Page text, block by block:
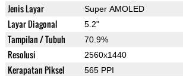
Jenis Layar Super AMOLED
Layar Diagonal 5.2"
Tampilan / Tubuh 70.9%
Resolusi 2560x1440
Kerapatan Piksel 565 PPI